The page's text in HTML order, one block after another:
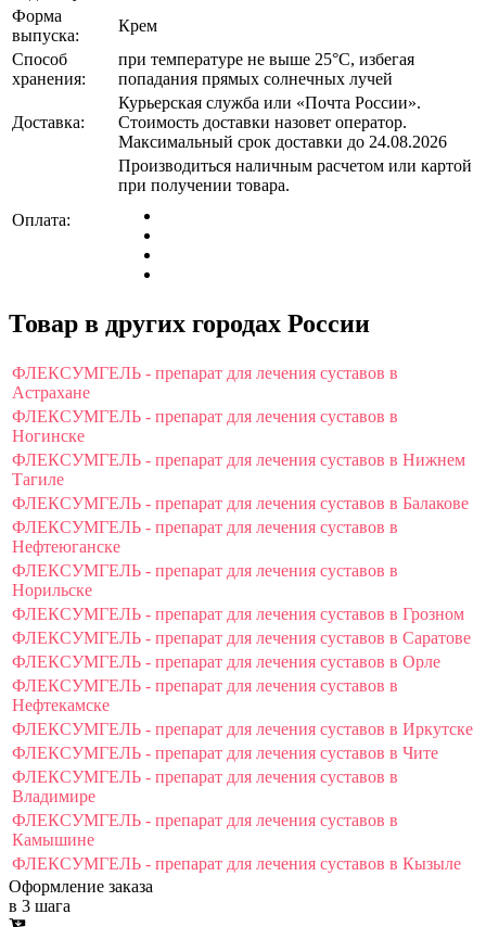
Форма
выпуска:
Крем
Способ
хранения:
при температуре не выше 25°C, избегая
попадания прямых солнечных лучей
Доставка:
Курьерская служба или «Почта России».
Стоимость доставки назовет оператор.
Максимальный срок доставки до 24.08.2026
Оплата:
Производиться наличным расчетом или картой
при получении товара.
Товар в других городах России
ФЛЕКСУМГЕЛЬ - препарат для лечения суставов в
Астрахане
ФЛЕКСУМГЕЛЬ - препарат для лечения суставов в
Ногинске
ФЛЕКСУМГЕЛЬ - препарат для лечения суставов в Нижнем
Тагиле
ФЛЕКСУМГЕЛЬ - препарат для лечения суставов в Балакове
ФЛЕКСУМГЕЛЬ - препарат для лечения суставов в
Нефтеюганске
ФЛЕКСУМГЕЛЬ - препарат для лечения суставов в
Норильске
ФЛЕКСУМГЕЛЬ - препарат для лечения суставов в Грозном
ФЛЕКСУМГЕЛЬ - препарат для лечения суставов в Саратове
ФЛЕКСУМГЕЛЬ - препарат для лечения суставов в Орле
ФЛЕКСУМГЕЛЬ - препарат для лечения суставов в
Нефтекамске
ФЛЕКСУМГЕЛЬ - препарат для лечения суставов в Иркутске
ФЛЕКСУМГЕЛЬ - препарат для лечения суставов в Чите
ФЛЕКСУМГЕЛЬ - препарат для лечения суставов в
Владимире
ФЛЕКСУМГЕЛЬ - препарат для лечения суставов в
Камышине
ФЛЕКСУМГЕЛЬ - препарат для лечения суставов в Кызыле
Оформление заказа
в 3 шага